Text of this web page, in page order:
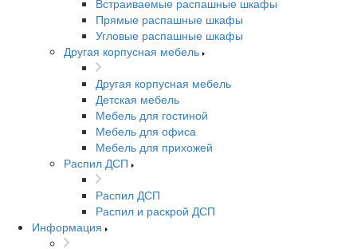
Прямые распашные шкафы
Угловые распашные шкафы
Другая корпусная мебель
Другая корпусная мебель
Детская мебель
Мебель для гостиной
Мебель для офиса
Мебель для прихожей
Распил ДСП
Распил ДСП
Распил и раскрой ДСП
Информация